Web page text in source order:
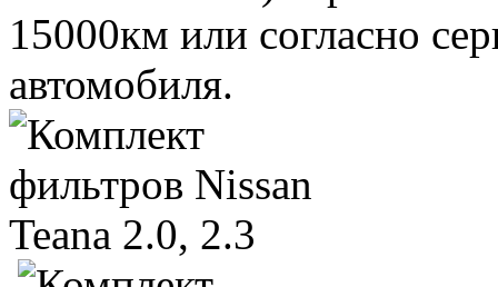
15000км или согласно
автомобиля.